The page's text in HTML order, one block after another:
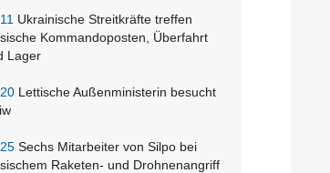
Ukrainische Streitkräfte treffen
Kommandoposten, Überfahrt
Lager
Lettische Außenministerin besucht
Sechs Mitarbeiter von Silpo bei
Raketen- und Drohnenangriff